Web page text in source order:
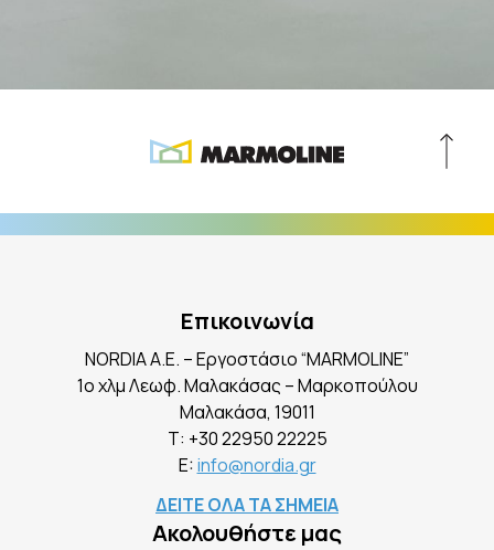
Επικοινωνία
NORDIA A.E. – Εργοστάσιο “MARMOLINE”
1ο χλμ Λεωφ. Μαλακάσας – Μαρκοπούλου
Mαλακάσα, 19011
Τ: +30 22950 22225
E:info@nordia.gr
ΔΕΙΤΕ ΟΛΑ ΤΑ ΣΗΜΕΙΑ
Ακολουθήστε μας